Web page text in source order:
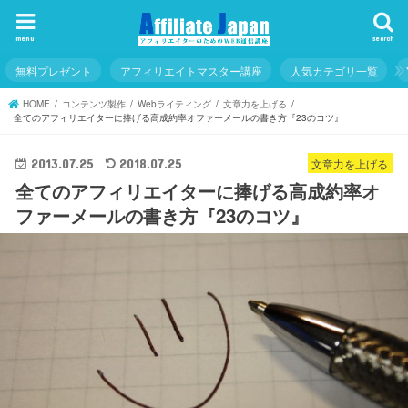
search
menu
無料プレゼント アフィリエイトマスター講座 人気カテゴリ一覧
HOME コンテンツ製作 Webライティング
文章力を上げる
全てのアフィリエイターに捧げる高成約率オファーメールの書き方『23のコツ』
文章力を上げる
2013.07.25 2018.07.25
全てのアフィリエイターに捧げる高成約率オ
ファーメールの書き方『23のコツ』